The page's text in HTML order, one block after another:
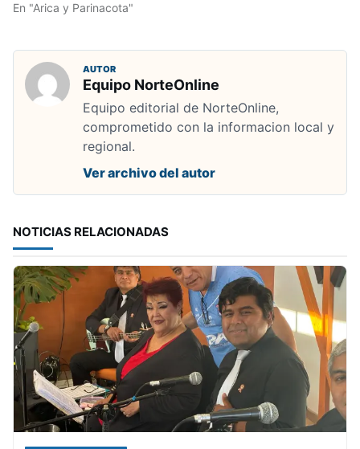
En "Arica y Parinacota"
AUTOR
Equipo NorteOnline
Equipo editorial de NorteOnline,
comprometido con la informacion local y
regional.
Ver archivo del autor
NOTICIAS RELACIONADAS